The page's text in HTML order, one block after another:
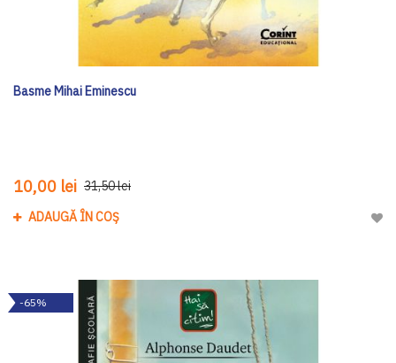
Basme Mihai Eminescu
10,00 lei 31,50 lei
ADAUGĂ ÎN COȘ
-65%